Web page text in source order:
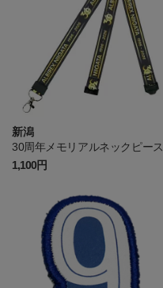
新潟
30周年メモリアルネックピース
1,100円